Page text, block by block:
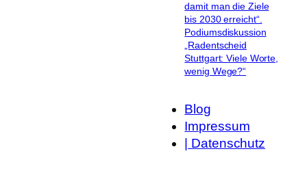
damit man die Ziele
bis 2030 erreicht“.
Podiumsdiskussion
„Radentscheid
Stuttgart: Viele Worte,
wenig Wege?“
Blog
Impressum
| Datenschutz